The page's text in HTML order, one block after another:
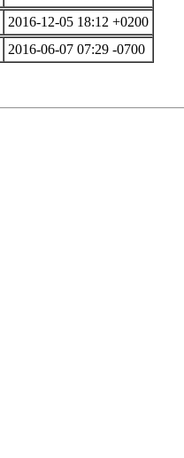
2016-12-05 18:12 +0200
2016-06-07 07:29 -0700